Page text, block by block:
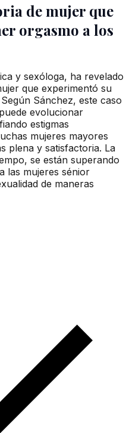
de mujer que
orgasmo a los
y sexóloga, ha revelado
que experimentó su
Sánchez, este caso
evolucionar
estigmas
mujeres mayores
plena y satisfactoria. La
se están superando
las mujeres sénior
de maneras